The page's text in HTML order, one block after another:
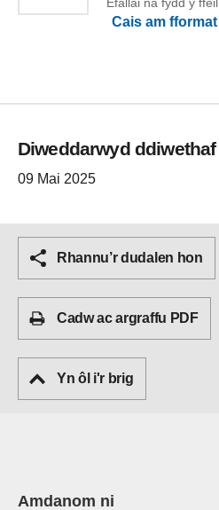
Cais am
Diweddarwyd ddiwethaf
09 Mai 2025
Rhannu’r dudalen hon
Cadw ac argraffu PDF
Yn ôl i'r brig
Amdanom ni